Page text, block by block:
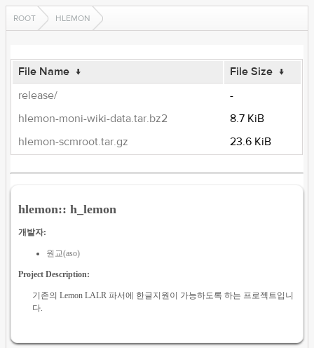
ROOT HLEMON
File Name ↓ File Size ↓
release/
-
hlemon-moni-wiki-data.tar.bz2
8.7 KiB
hlemon-scmroot.tar.gz
23.6 KiB
hlemon:: h_lemon
개발자:
원교(aso)
Project Description:
기존의 Lemon LALR 파서에 한글지원이 가능하도록 하는 프로젝트입니
다.